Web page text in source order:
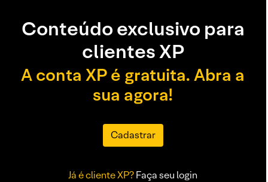
Conteúdo exclusivo para
clientes XP
A conta XP é gratuita. Abra a
sua agora!
Cadastrar
Já é cliente XP?Faça seu login